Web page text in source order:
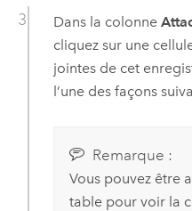
Dans la colonne
cliquez sur une
jointes de cet
l’une des façons
Remarque :
Vous pouvez être
table pour voir la